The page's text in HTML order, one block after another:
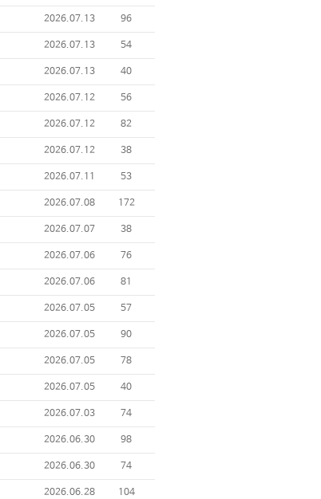
2026.07.13 96
2026.07.13 54
2026.07.13 40
2026.07.12 56
2026.07.12 82
2026.07.12 38
2026.07.11 53
2026.07.08 172
2026.07.07 38
2026.07.06 76
2026.07.06 81
2026.07.05 57
2026.07.05 90
2026.07.05 78
2026.07.05 40
2026.07.03 74
2026.06.30 98
2026.06.30 74
2026.06.28 104